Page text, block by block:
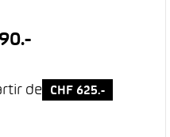
de CHF 625.-